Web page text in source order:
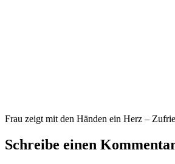
Frau zeigt mit den Händen ein Herz –
Schreibe einen